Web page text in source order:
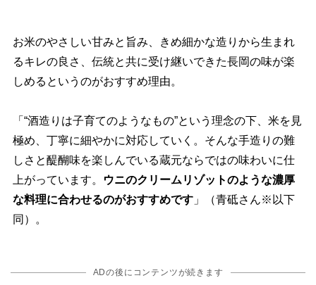
お米のやさしい甘みと旨み、きめ細かな造りから生まれ
るキレの良さ、伝統と共に受け継いできた長岡の味が楽
しめるというのがおすすめ理由。
「“酒造りは子育てのようなもの”という理念の下、米を見
極め、丁寧に細やかに対応していく。そんな手造りの難
しさと醍醐味を楽しんでいる蔵元ならではの味わいに仕
上がっています。
ウニのクリームリゾットのような濃厚
な料理に合わせるのがおすすめです」（青砥さん※以下
同）。
ADの後にコンテンツが続きます